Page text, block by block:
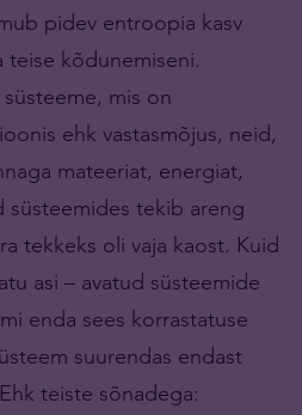
pidev entroopia kasv
teise kõdunemiseni.
mis on
ehk vastasmõjus, neid,
mateeriat, energiat,
süsteemides tekib areng
tekkeks oli vaja kaost. Kuid
asi – avatud süsteemide
enda sees korrastatuse
suurendas endast
teiste sõnadega: